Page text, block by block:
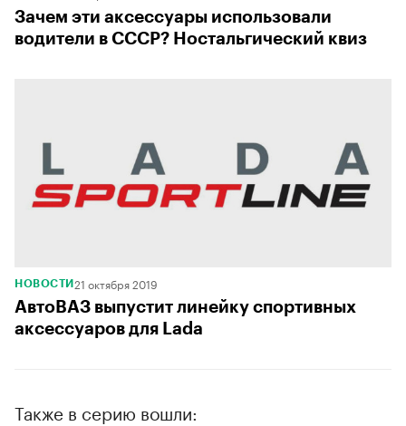
Зачем эти аксессуары использовали
водители в СССР? Ностальгический квиз
НОВОСТИ 21 октября 2019
АвтоВАЗ выпустит линейку спортивных
аксессуаров для Lada
Также в серию вошли: